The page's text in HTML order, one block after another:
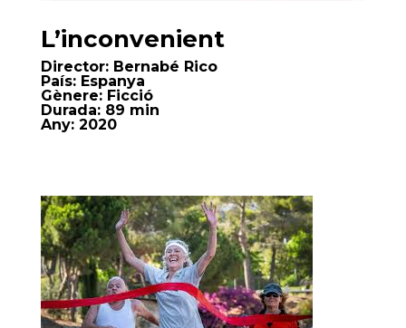
L’inconvenient
Director:Bernabé Rico
País:Espanya
Gènere:Ficció
Durada:89 min
Any:2020